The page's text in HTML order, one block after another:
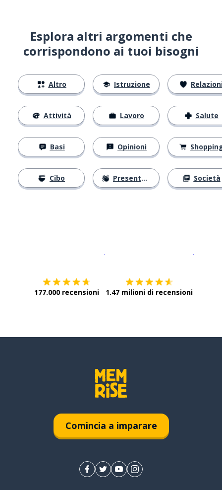
Esplora altri argomenti che
corrispondono ai tuoi bisogni
Altro
Attività
Basi
Cibo
Istruzione
Lavoro
Opinioni
Presentarsi
Salute
Società
177.000 recensioni 1.47 milioni di recensioni
Comincia a imparare